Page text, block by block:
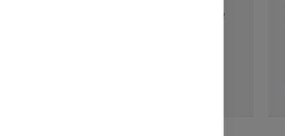
Bin von der angebotenen Ware